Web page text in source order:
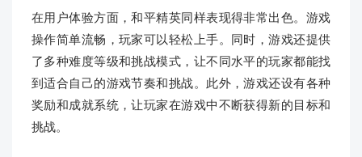
在用户体验方面，和平精英同样表现得非常出色。游戏
操作简单流畅，玩家可以轻松上手。同时，游戏还提供
了多种难度等级和挑战模式，让不同水平的玩家都能找
到适合自己的游戏节奏和挑战。此外，游戏还设有各种
奖励和成就系统，让玩家在游戏中不断获得新的目标和
挑战。